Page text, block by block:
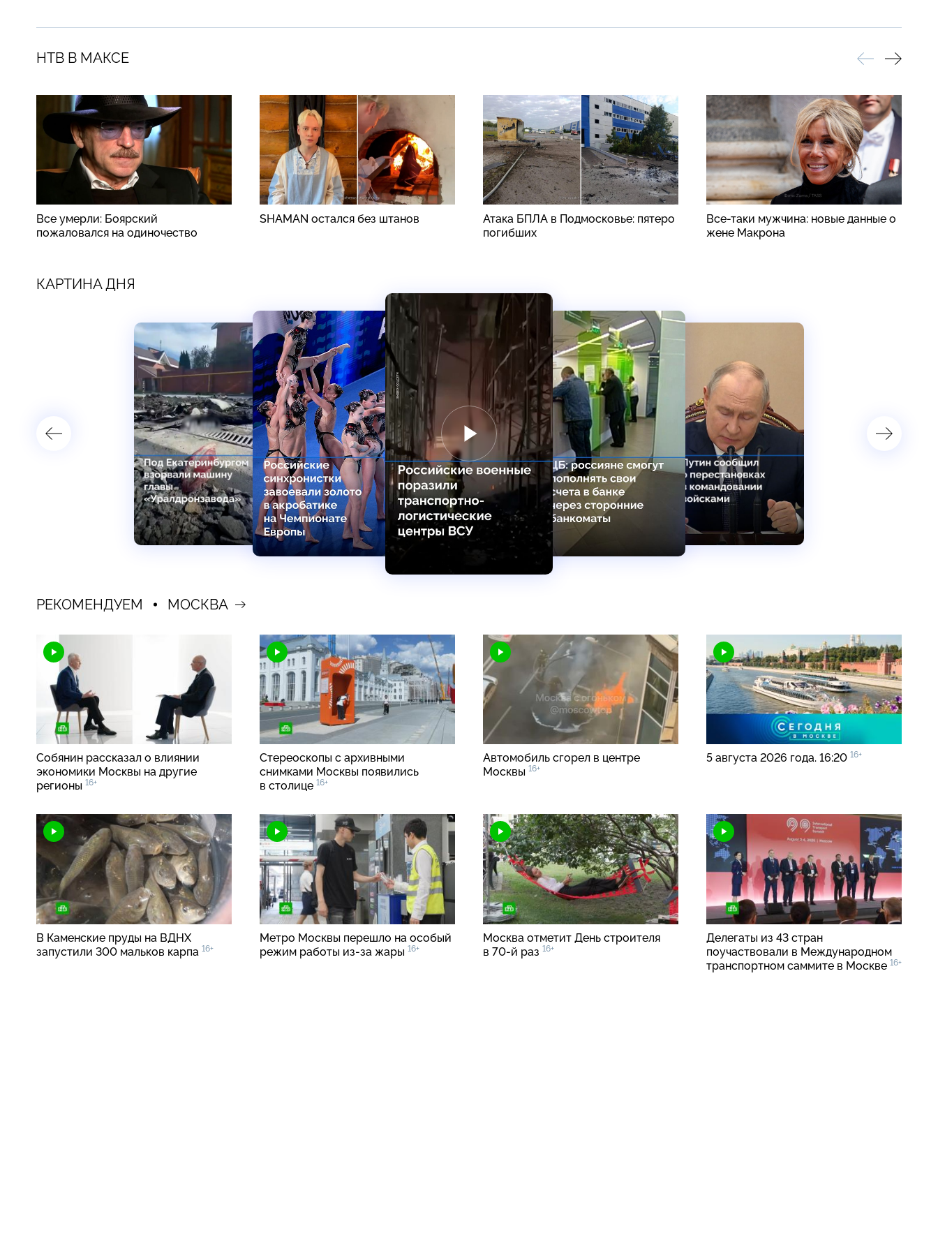
НТВ В МАКСЕ
Все умерли: Боярский
пожаловался на одиночество
SHAMAN остался без штанов
Атака БПЛА в Подмосковье: пятеро
погибших
Все-таки мужчина: новые данные о
жене Макрона
КАРТИНА ДНЯ
РЕКОМЕНДУЕМ МОСКВА
Собянин рассказал о влиянии
экономики Москвы на другие
регионы 16+
Стереоскопы с архивными
снимками Москвы появились
в столице 16+
Автомобиль сгорел в центре
Москвы 16+
5 августа 2026 года. 16:20 16+
В Каменские пруды на ВДНХ
запустили 300 мальков карпа 16+
Метро Москвы перешло на особый
режим работы из-за жары 16+
Москва отметит День строителя
в 70-й раз 16+
Делегаты из 43 стран
поучаствовали в Международном
транспортном саммите в Москве 16+